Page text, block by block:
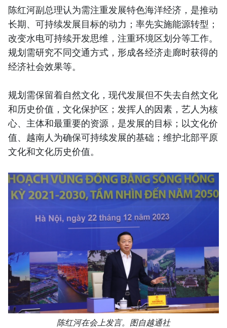
陈红河副总理认为需注重发展特色海洋经济，是推动
长期、可持续发展目标的动力；率先实施能源转型；
改变水电可持续开发思维，注重环境区划分等工作。
规划需研究不同交通方式，形成各经济走廊时获得的
经济社会效果等。
规划需保留着自然文化，现代发展但不失去自然文化
和历史价值，文化保护区；发挥人的因素，艺人为核
心、主体和最重要的资源，是发展的目标；以文化价
值、越南人为确保可持续发展的基础；维护北部平原
文化和文化历史价值。
陈红河在会上发言。图自越通社